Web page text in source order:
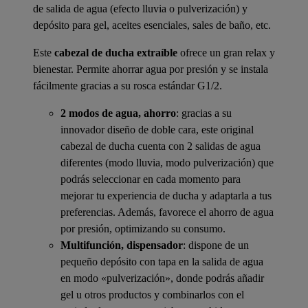
de salida de agua (efecto lluvia o pulverización) y
depósito para gel, aceites esenciales, sales de baño, etc.
Este cabezal de ducha extraíble ofrece un gran relax y
bienestar. Permite ahorrar agua por presión y se instala
fácilmente gracias a su rosca estándar G1/2.
2 modos de agua, ahorro: gracias a su
innovador diseño de doble cara, este original
cabezal de ducha cuenta con 2 salidas de agua
diferentes (modo lluvia, modo pulverización) que
podrás seleccionar en cada momento para
mejorar tu experiencia de ducha y adaptarla a tus
preferencias. Además, favorece el ahorro de agua
por presión, optimizando su consumo.
Multifunción, dispensador: dispone de un
pequeño depósito con tapa en la salida de agua
en modo «pulverización», donde podrás añadir
gel u otros productos y combinarlos con el